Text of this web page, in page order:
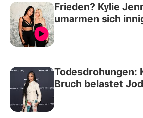
Frieden? Kylie
umarmen sich
Todesdrohungen:
Bruch belastet